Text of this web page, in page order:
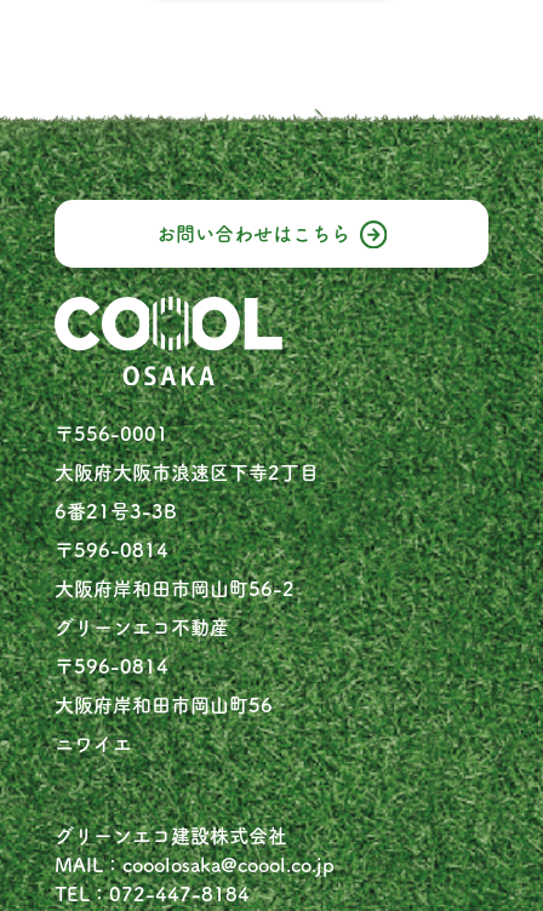
お問い合わせは こちら
〒556-0001
大阪府大阪市浪速区下寺2丁目
6番21号3-3B
〒596-0814
大阪府岸和田市岡山町56-2
グリーンエコ不動産
〒596-0814
大阪府岸和田市岡山町56
ニワイエ
グリーンエコ建設株式会社
MAIL：cooolosaka@coool.co.jp
TEL：072-447-8184